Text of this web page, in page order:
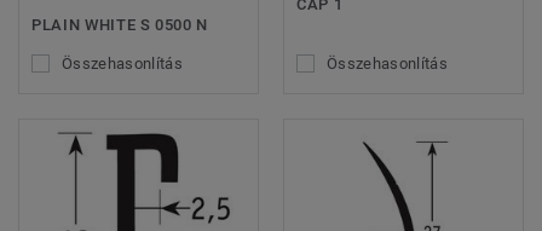
PLAIN WHITE S 0500 N
Összehasonlítás
CAP 1
Összehasonlítás